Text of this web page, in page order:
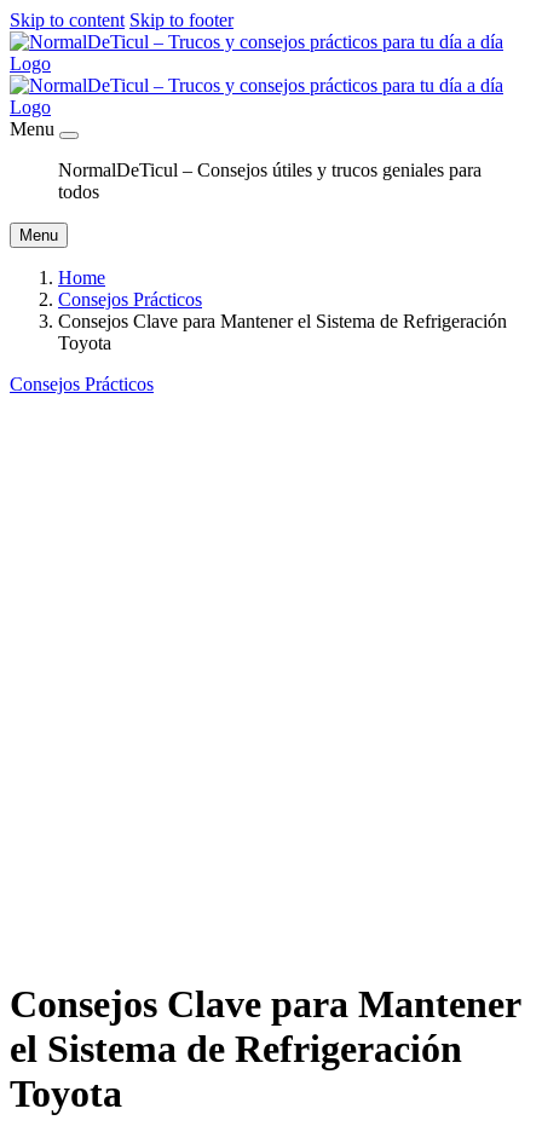
Skip to content Skip to footer
Menu
NormalDeTicul – Consejos útiles y trucos geniales para
todos
Menu
Home
Consejos Prácticos
Consejos Clave para Mantener el Sistema de Refrigeración
Toyota
Consejos Prácticos
Consejos Clave para Mantener
el Sistema de Refrigeración
Toyota